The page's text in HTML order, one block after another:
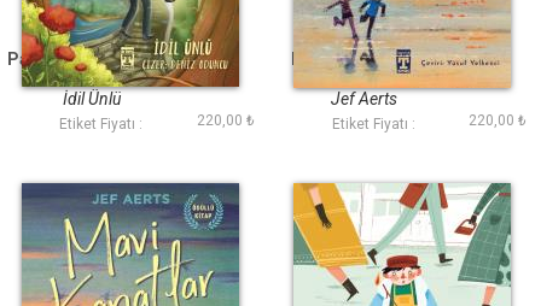
Papkin Gizemli Şato -
Özgür Romanlar
İdil Ünlü
Etiket Fiyatı : 220,00 ₺
Ronkenin Yıldız Avı
Jef Aerts
Etiket Fiyatı : 220,00 ₺